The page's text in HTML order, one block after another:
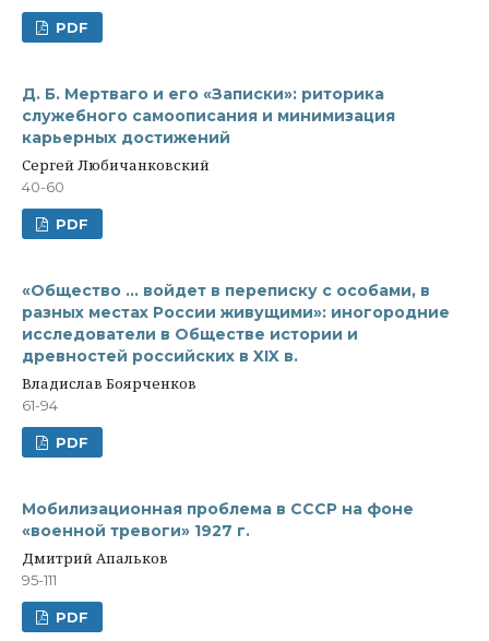
PDF
Д. Б. Мертваго и его «Записки»: риторика
служебного самоописания и минимизация
карьерных достижений
Сергей Любичанковский
40-60
PDF
«Общество … войдет в переписку с особами, в
разных местах России живущими»: иногородние
исследователи в Обществе истории и
древностей российских в XIX в.
Владислав Боярченков
61-94
PDF
Мобилизационная проблема в СССР на фоне
«военной тревоги» 1927 г.
Дмитрий Апальков
95-111
PDF